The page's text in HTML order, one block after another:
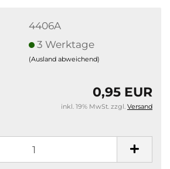
4406A
3 Werktage
(Ausland abweichend)
0,95 EUR
inkl. 19% MwSt. zzgl. Versand